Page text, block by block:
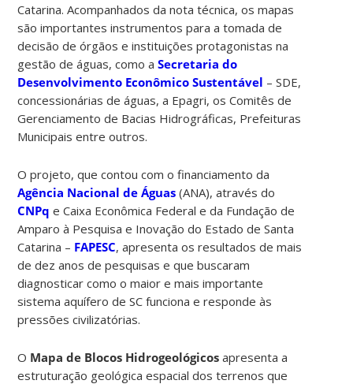
Catarina. Acompanhados da nota técnica, os mapas
são importantes instrumentos para a tomada de
decisão de órgãos e instituições protagonistas na
gestão de águas, como aSecretaria do
Desenvolvimento Econômico Sustentável – SDE,
concessionárias de águas, a Epagri, os Comitês de
Gerenciamento de Bacias Hidrográficas, Prefeituras
Municipais entre outros.
O projeto, que contou com o financiamento da
Agência Nacional de Águas (ANA), através do
CNPq e Caixa Econômica Federal e da Fundação de
Amparo à Pesquisa e Inovação do Estado de Santa
Catarina – FAPESC,apresenta os resultados de mais
de dez anos de pesquisas e que buscaram
diagnosticar como o maior e mais importante
sistema aquífero de SC funciona e responde às
pressões civilizatórias.
O Mapa de Blocos Hidrogeológicos apresenta a
estruturação geológica espacial dos terrenos que